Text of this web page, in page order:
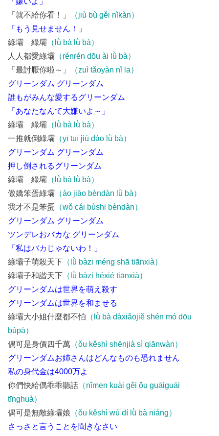
「就不給你看！」
（jiù bù gěi nǐkàn）
「もう見せません！」
綠壩 綠壩 （lǜ bà lǜ bà）
人人都愛綠壩 （rénrén dōu ài lǜ bà）
「最討厭你啦～」
（zuì tǎoyàn nǐ la）
グリーンダム グリーンダム
誰もがみんな愛するグリーンダム
「あなたなんて大嫌いよ～」
綠壩 綠壩 （lǜ bà lǜ bà）
一推就倒綠壩 （yī tuī jiù dào lǜ bà）
グリーンダム グリーンダム
押し倒されるグリーンダム
綠壩 綠壩 （lǜ bà lǜ bà）
傲嬌笨蛋綠壩 （ào jiāo bèndàn lǜ bà）
我才不是笨蛋 （wǒ cái bùshi bèndàn）
グリーンダム グリーンダム
ツンデレおバカな グリーンダム
「私はバカじゃないわ！」
綠壩子萌殺天下 （lǜ bàzi méng shā tiānxià）
綠壩子和諧天下 （lǜ bàzi héxié tiānxià）
グリーンダムは世界を萌え殺す
グリーンダムは世界を和ませる
綠壩大小姐什麼都不怕 （lǜ bà dàxiǎojiě shén mó dōu
bùpà）
偶可是身價四千萬 （ǒu kěshì shēnjià sì qiānwàn）
グリーンダムお姉さんはどんなものも恐れません
私の身代金は4000万よ
你們快給偶乖乖聽話 （nǐmen kuài gěi ǒu guāiguāi
tīnghuà）
偶可是無敵綠壩娘 （ǒu kěshì wú dí lǜ bà niáng）
さっさと言うことを聞きなさい